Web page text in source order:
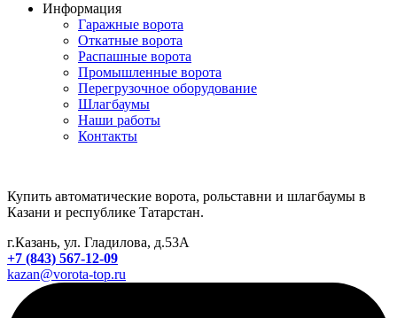
Информация
Гаражные ворота
Откатные ворота
Распашные ворота
Промышленные ворота
Перегрузочное оборудование
Шлагбаумы
Наши работы
Контакты
Купить автоматические ворота, рольставни и шлагбаумы в
Казани и республике Татарстан.
г.Казань, ул. Гладилова, д.53А
+7 (843) 567-12-09
kazan@vorota-top.ru